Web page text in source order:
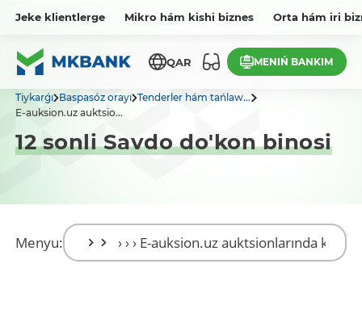
Jeke klientlerge Mikro hám kishi biznes Orta hám iri
QAR MENIŃ BANKIM
Tiykarǵı Baspasóz orayı Tenderler hám tańlaw...
E-auksion.uz auktsio...
12 sonli Savdo do'kon binosi
Menyu: